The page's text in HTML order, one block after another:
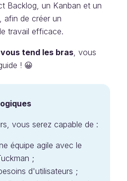
Backlog, un Kanban et un
afin de créer un
travail efficace.
tend les bras, vous
! 😀
vous serez capable de :
équipe agile avec le
;
d'utilisateurs ;